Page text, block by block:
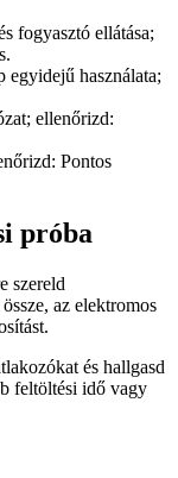
fogyasztó ellátása;
egyidejű használata;
ellenőrizd:
Pontos
próba
szereld
az elektromos
és hallgasd
feltöltési idő vagy